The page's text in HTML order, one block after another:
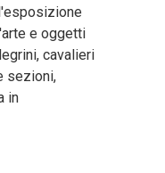
e oggetti
cavalieri
sezioni,
in